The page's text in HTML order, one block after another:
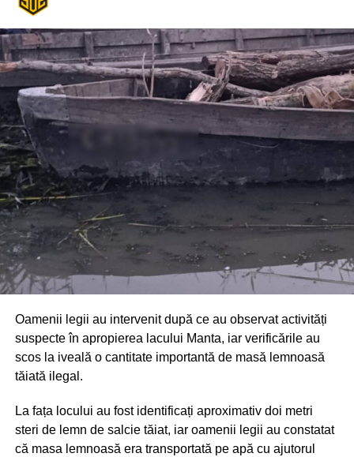
Din fericire, nimeni nu a avut de suferit, iar reprezentanții
comunității au mulțumit atât pompierilor din Drochia, cât și
localnicilor care au intervenit prompt și au contribuit la
limitarea pagubelor.
Oamenii legii au intervenit după ce au observat activități
suspecte în apropierea lacului Manta, iar verificările au
scos la iveală o cantitate importantă de masă lemnoasă
tăiată ilegal.
La fața locului au fost identificați aproximativ doi metri
steri de lemn de salcie tăiat, iar oamenii legii au constatat
că masa lemnoasă era transportată pe apă cu ajutorul